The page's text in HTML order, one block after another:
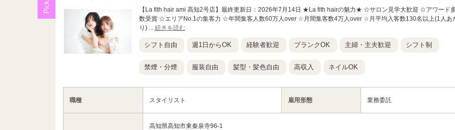
【La fith hair ami 高知2号店】最終更新日：2026年7月14日 ★La fith hairの魅力★ ☆サロン見学大歓迎 ☆アワード
数受賞 ☆エリアNo.1の集客力 ☆年間集客人数60万人over ☆月間集客数4万人over ☆月平均入客数130名以上(1人あ
り) ... 続きを読む
シフト自由 週1日からOK 経験者歓迎 ブランクOK 主婦・主夫歓迎 シフト制
禁煙・分煙 服装自由 髪型・髪色自由 高収入 ネイルOK
職種 スタイリスト 雇用形態 業務委託
高知県高知市東秦泉寺96-1